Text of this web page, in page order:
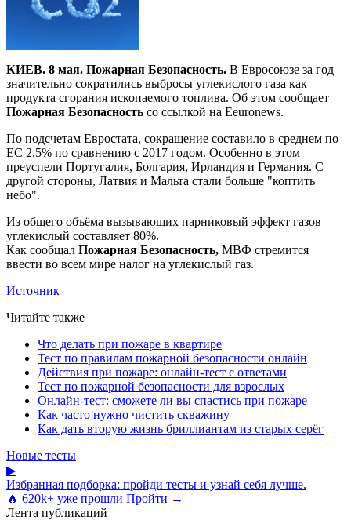
КИЕВ. 8 мая. Пожарная Безопасность. В Евросоюзе за год
значительно сократились выбросы углекислого газа как
продукта сгорания ископаемого топлива. Об этом сообщает
Пожарная Безопасность со ссылкой на Еeuronews.
По подсчетам Евростата, сокращение составило в среднем по
ЕС 2,5% по сравнению с 2017 годом. Особенно в этом
преуспели Португалия, Болгария, Ирландия и Германия. С
другой стороны, Латвия и Мальта стали больше "коптить
небо".
Из общего объёма вызывающих парниковый эффект газов
углекислый составляет 80%.
Как сообщал Пожарная Безопасность, МВФ стремится
ввести во всем мире налог на углекислый газ.
Источник
Читайте также
Что делать при пожаре в квартире
Тест по правилам пожарной безопасности онлайн
Действия при пожаре: онлайн-тест с ответами
Тест по пожарной безопасности для взрослых
Онлайн-тест: сможете ли вы спастись при пожаре
Как часто нужно чистить скважину
Как дать вторую жизнь бриллиантам из старых серёг
Новые тесты
▶
Избранная подборка: пройди тесты и узнай себя лучше.
🔥 620k+ уже прошли Пройти →
Лента публикаций